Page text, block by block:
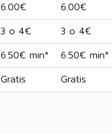
6.00€
6.00€
3 o 4€
3 o 4€
6.50€ min*
6.50€ min*
Gratis Gratis